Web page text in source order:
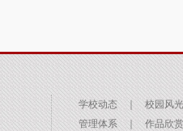
学校动态 ｜
校园风光
管理体系
｜ 作品欣赏